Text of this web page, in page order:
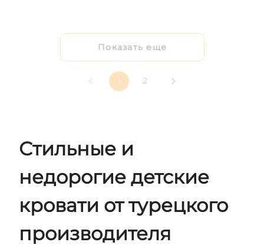
Показать еще
1 2
Стильные и
недорогие детские
кровати от турецкого
производителя